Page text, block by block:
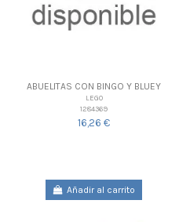
ABUELITAS CON BINGO Y BLUEY
LEGO
1284369
16,26 €
Añadir al carrito